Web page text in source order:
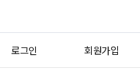
로그인 회원가입